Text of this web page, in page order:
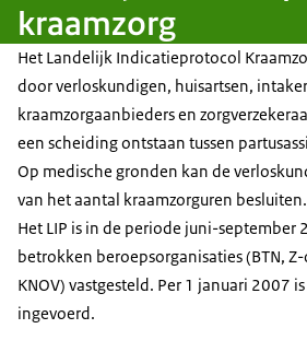
kraamzorg
Het Landelijk Indicatieprotocol
door verloskundigen, huisartsen,
kraamzorgaanbieders en
een scheiding ontstaan tussen
Op medische gronden kan de
van het aantal kraamzorguren besluiten.
Het LIP is in de periode juni-september
betrokken beroepsorganisaties (BTN, Z-
KNOV) vastgesteld. Per 1 januari 2007
ingevoerd.